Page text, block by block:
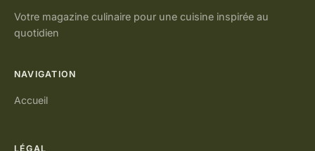
Votre magazine culinaire pour une cuisine inspirée au
quotidien
NAVIGATION
Accueil
LÉGAL